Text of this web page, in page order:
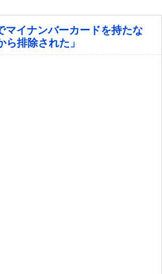
イナンバーカードを持たな
排除された」